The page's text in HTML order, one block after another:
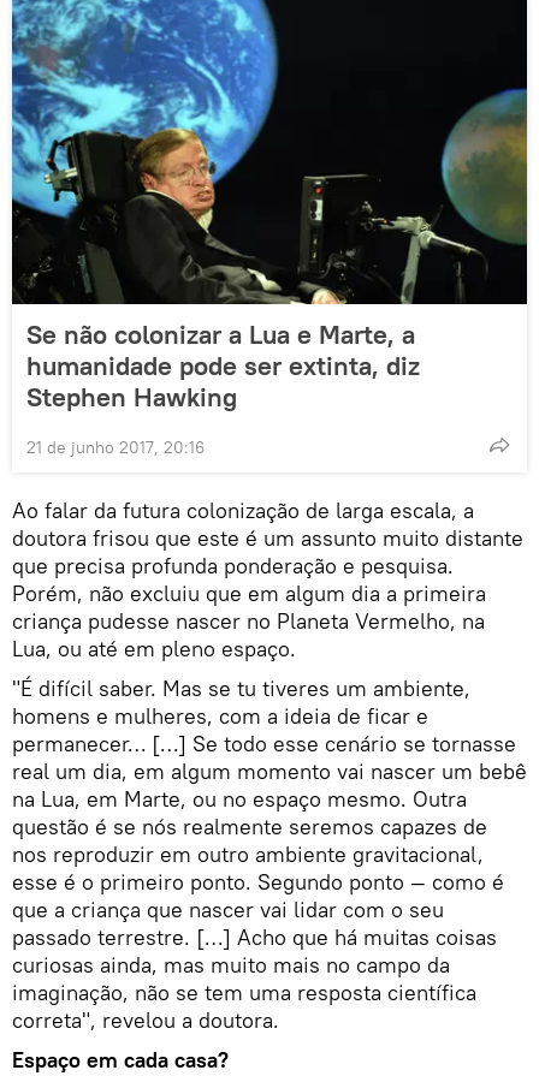
Se não colonizar a Lua e Marte, a
humanidade pode ser extinta, diz
Stephen Hawking
21 de junho 2017, 20:16
Ao falar da futura colonização de larga escala, a
doutora frisou que este é um assunto muito distante
que precisa profunda ponderação e pesquisa.
Porém, não excluiu que em algum dia a primeira
criança pudesse nascer no Planeta Vermelho, na
Lua, ou até em pleno espaço.
"É difícil saber. Mas se tu tiveres um ambiente,
homens e mulheres, com a ideia de ficar e
permanecer… […] Se todo esse cenário se tornasse
real um dia, em algum momento vai nascer um bebê
na Lua, em Marte, ou no espaço mesmo. Outra
questão é se nós realmente seremos capazes de
nos reproduzir em outro ambiente gravitacional,
esse é o primeiro ponto. Segundo ponto — como é
que a criança que nascer vai lidar com o seu
passado terrestre. […] Acho que há muitas coisas
curiosas ainda, mas muito mais no campo da
imaginação, não se tem uma resposta científica
correta", revelou a doutora.
Espaço em cada casa?